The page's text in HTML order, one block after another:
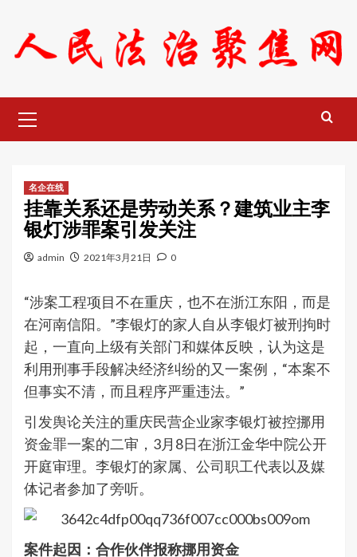
content
Menu
名企在线
挂靠关系还是劳动关系？建筑业主李
银灯涉罪案引发关注
admin 2021年3月21日 0
“涉案工程项目不在重庆，也不在浙江东阳，而是
在河南信阳。”李银灯的家人自从李银灯被刑拘时
起，一直向上级有关部门和媒体反映，认为这是
利用刑事手段解决经济纠纷的又一案例，“本案不
但事实不清，而且程序严重违法。”
引发舆论关注的重庆民营企业家李银灯被控挪用
资金罪一案的二审，3月8日在浙江金华中院公开
开庭审理。李银灯的家属、公司职工代表以及媒
体记者参加了旁听。
案件起因：合作伙伴报称挪用资金